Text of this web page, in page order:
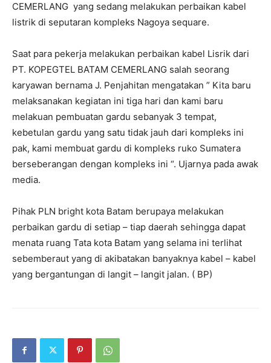
CEMERLANG yang sedang melakukan perbaikan kabel
listrik di seputaran kompleks Nagoya sequare.
Saat para pekerja melakukan perbaikan kabel Lisrik dari
PT. KOPEGTEL BATAM CEMERLANG salah seorang
karyawan bernama J. Penjahitan mengatakan ” Kita baru
melaksanakan kegiatan ini tiga hari dan kami baru
melakuan pembuatan gardu sebanyak 3 tempat,
kebetulan gardu yang satu tidak jauh dari kompleks ini
pak, kami membuat gardu di kompleks ruko Sumatera
berseberangan dengan kompleks ini “. Ujarnya pada awak
media.
Pihak PLN bright kota Batam berupaya melakukan
perbaikan gardu di setiap – tiap daerah sehingga dapat
menata ruang Tata kota Batam yang selama ini terlihat
sebemberaut yang di akibatakan banyaknya kabel – kabel
yang bergantungan di langit – langit jalan. ( BP)